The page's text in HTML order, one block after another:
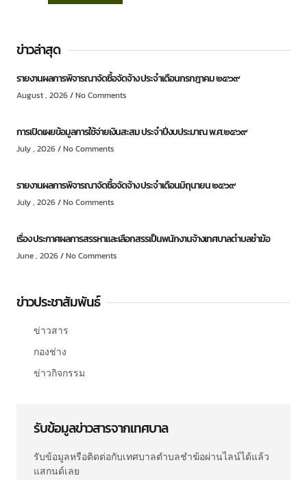
ข่าวล่าสุด
รายงานผลการพิจารณาจัดซื้อจัดจ้าง ประจำเดือนกรกฎาคม ๒๕๖๙
August , 2026 No Comments
การเปิดเผยข้อมูลการใช้จ่ายเงินสะสม ประจำปีงบประมาณ พ.ศ.๒๕๖๙
July , 2026 No Comments
รายงานผลการพิจารณาจัดซื้อจัดจ้าง ประจำเดือนมิถุนายน ๒๕๖๙
July , 2026 No Comments
เรื่อง ประกาศผลการสรรหาและเลือกสรรเป็นพนักงานจ้างเทศบาลตำบลชำฆ้อ
June , 2026 No Comments
ข่าวประชาสัมพันธ์
ข่าวสาร
กองช่าง
ข่าวกิจกรรม
รับข้อมูลข่าวสารจากเทศบาล
รับข้อมูลหรือติดต่อกับเทศบาลตำบลชำฆ้อผ่านไลน์ได้แล้ว
แสกนด์เลย